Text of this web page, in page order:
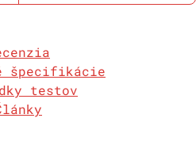
špecifikácie
testov